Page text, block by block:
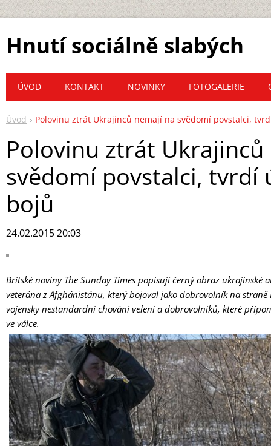
Hnutí sociálně slabých
Úvod Polovinu ztrát Ukrajinců nemají na svědomí povstalci,
Polovinu ztrát
svědomí povstalci, tvrdí
bojů
24.02.2015 20:03
Britské noviny The Sunday Times popisují černý obraz ukrajinské
veterána z Afghánistánu, který bojoval jako dobrovolník na straně
vojensky nestandardní chování velení a dobrovolníků, které
ve válce.
ÚVOD KONTAKT NOVINKY FOTOGALERIE